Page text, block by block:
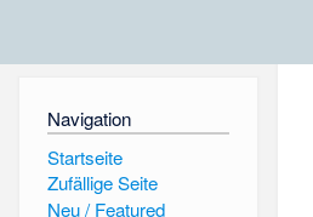
Navigation
Startseite
Zufällige Seite
Neu / Featured